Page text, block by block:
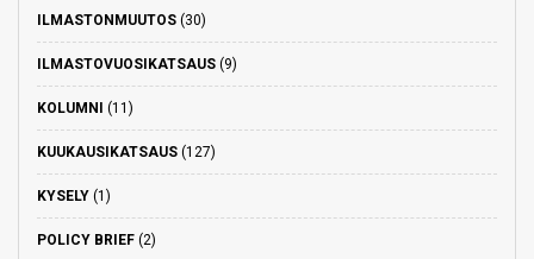
ILMASTONMUUTOS (30)
ILMASTOVUOSIKATSAUS (9)
KOLUMNI (11)
KUUKAUSIKATSAUS (127)
KYSELY (1)
POLICY BRIEF (2)